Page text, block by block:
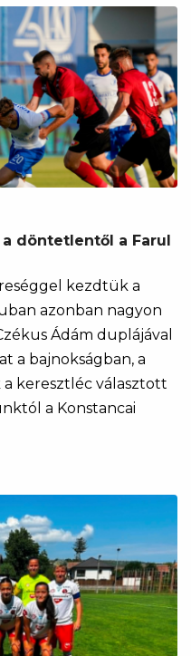
döntetlentől a Farul
kezdtük a
azonban nagyon
Ádám duplájával
a bajnokságban, a
a keresztléc választott
a Konstancai